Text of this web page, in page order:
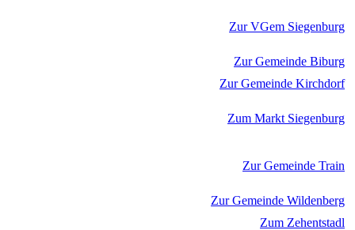
Zur VGem Siegenburg
Zur Gemeinde Biburg
Zur Gemeinde Kirchdorf
Zum Markt Siegenburg
Zur Gemeinde Train
Zur Gemeinde Wildenberg
Zum Zehentstadl